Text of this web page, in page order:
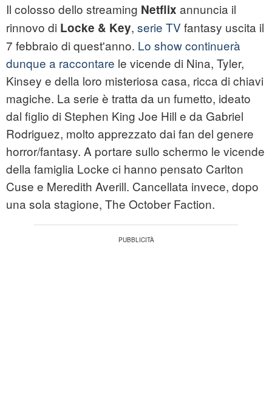
Il colosso dello streaming Netflix annuncia il
rinnovo di Locke & Key, serie TV fantasy uscita il
7 febbraio di quest'anno. Lo show continuerà
dunque a raccontare le vicende di Nina, Tyler,
Kinsey e della loro misteriosa casa, ricca di chiavi
magiche. La serie è tratta da un fumetto, ideato
dal figlio di Stephen King Joe Hill e da Gabriel
Rodriguez, molto apprezzato dai fan del genere
horror/fantasy. A portare sullo schermo le vicende
della famiglia Locke ci hanno pensato Carlton
Cuse e Meredith Averill. Cancellata invece, dopo
una sola stagione, The October Faction.